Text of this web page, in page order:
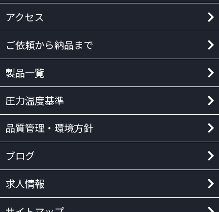
アクセス
ご依頼から納品まで
製品一覧
圧力温度基準
品質管理・環境方針
ブログ
求人情報